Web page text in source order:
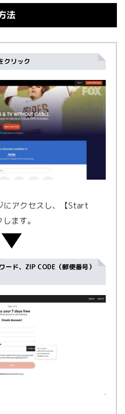
法
リック
にアクセスし、【Start
ます。
ード、ZIP CODE（郵便番号）